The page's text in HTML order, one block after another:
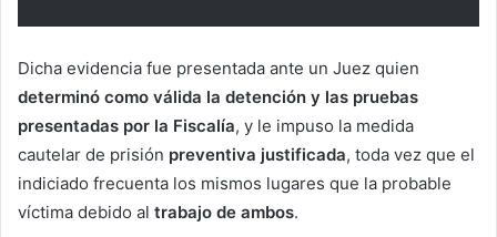
Dicha evidencia fue presentada ante un Juez quien
determinó como válida la detención y las pruebas
presentadas por la Fiscalía, y le impuso la medida
cautelar de prisión preventiva justificada, toda vez que el
indiciado frecuenta los mismos lugares que la probable
víctima debido al trabajo de ambos.